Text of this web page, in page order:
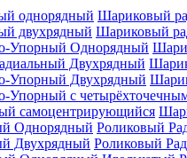
Шариковый
Шариковый
Роликовый
Роликовый